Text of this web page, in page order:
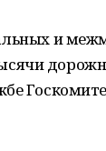
и